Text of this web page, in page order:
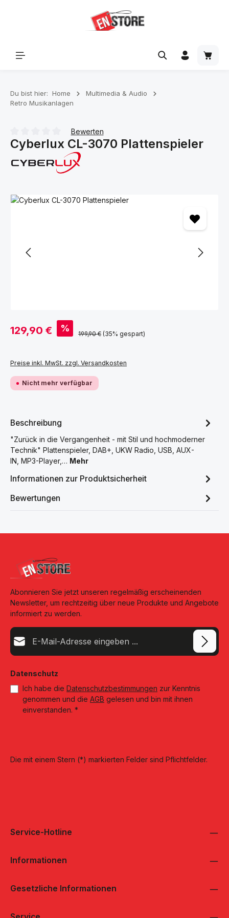
Du bist hier: Home
Multimedia & Audio
Retro Musikanlagen
Durchschnittliche Bewertung von 0 von 5 Sternen
Bewerten
Cyberlux CL-3070 Plattenspieler
Bildergalerie überspringen
Verkaufspreis:
129,90 € % Regulärer Preis:
199,90 € (35% gespart)
Preise inkl. MwSt. zzgl. Versandkosten
Nicht mehr verfügbar
Beschreibung
"Zurück in die Vergangenheit - mit Stil und hochmoderner
Technik" Plattenspieler, DAB+, UKW Radio, USB, AUX-
IN, MP3-Player,… Mehr
Informationen zur Produktsicherheit
Bewertungen
Abonnieren Sie jetzt unseren regelmäßig erscheinenden
Newsletter, um rechtzeitig über neue Produkte und Angebote
informiert zu werden.
E-Mail-Adresse*
Datenschutz
Ich habe die Datenschutzbestimmungen zur Kenntnis
genommen und die AGB gelesen und bin mit ihnen
einverstanden. *
Die mit einem Stern (*) markierten Felder sind Pflichtfelder.
Service-Hotline
Informationen
Gesetzliche Informationen